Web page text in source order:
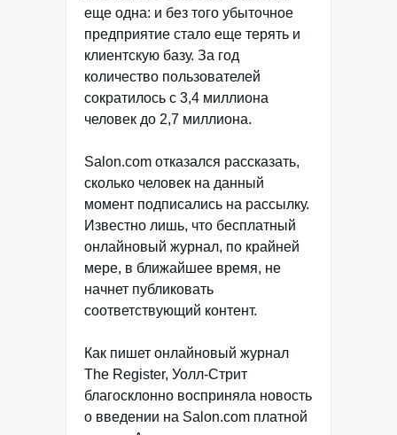
еще одна: и без того убыточное
предприятие стало еще терять и
клиентскую базу. За год
количество пользователей
сократилось с 3,4 миллиона
человек до 2,7 миллиона.
Salon.com отказался рассказать,
сколько человек на данный
момент подписались на рассылку.
Известно лишь, что бесплатный
онлайновый журнал, по крайней
мере, в ближайшее время, не
начнет публиковать
соответствующий контент.
Как пишет онлайновый журнал
The Register, Уолл-Стрит
благосклонно восприняла новость
о введении на Salon.com платной